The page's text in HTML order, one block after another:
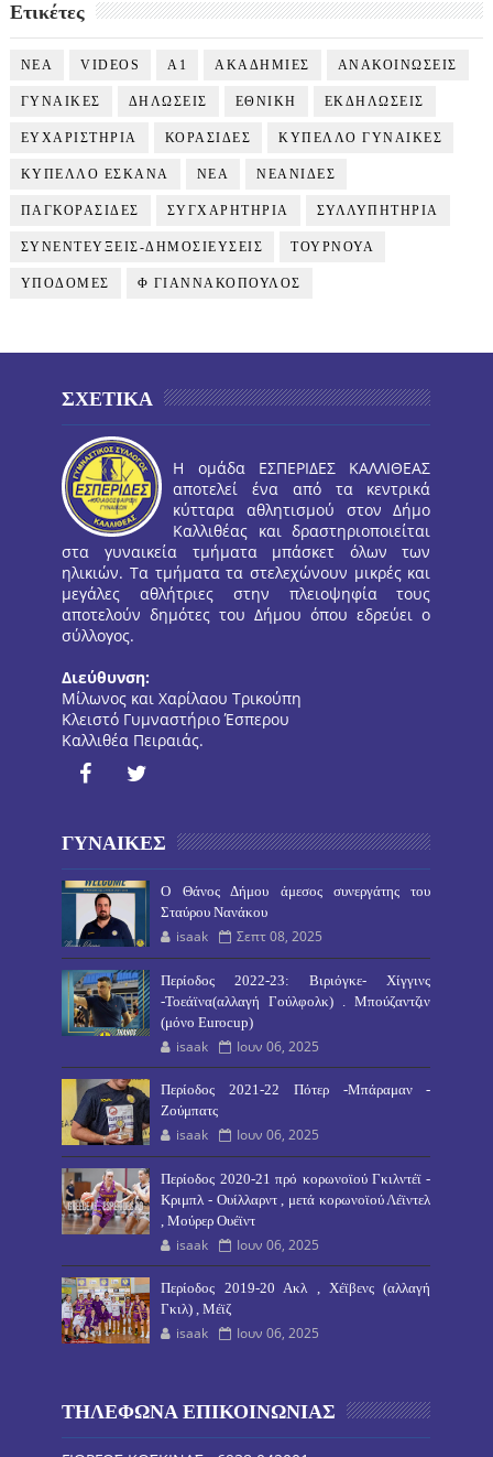
Ετικέτες
NEA VIDEOS Α1 ΑΚΑΔΗΜΙΕΣ ΑΝΑΚΟΙΝΩΣΕΙΣ
ΓΥΝΑΙΚΕΣ ΔΗΛΩΣΕΙΣ ΕΘΝΙΚΗ ΕΚΔΗΛΩΣΕΙΣ
ΕΥΧΑΡΙΣΤΗΡΙΑ ΚΟΡΑΣΙΔΕΣ ΚΥΠΕΛΛΟ ΓΥΝΑΙΚΕΣ
ΚΥΠΕΛΛΟ ΕΣΚΑΝΑ ΝΕΑ ΝΕΑΝΙΔΕΣ
ΠΑΓΚΟΡΑΣΙΔΕΣ ΣΥΓΧΑΡΗΤΗΡΙΑ ΣΥΛΛΥΠΗΤΗΡΙΑ
ΣΥΝΕΝΤΕΥΞΕΙΣ-ΔΗΜΟΣΙΕΥΣΕΙΣ ΤΟΥΡΝΟΥΑ
ΥΠΟΔΟΜΕΣ Φ ΓΙΑΝΝΑΚΟΠΟΥΛΟΣ
ΣΧΕΤΙΚΑ
Η ομάδα ΕΣΠΕΡΙΔΕΣ ΚΑΛΛΙΘΕΑΣ
αποτελεί ένα από τα κεντρικά
κύτταρα αθλητισμού στον Δήμο
Καλλιθέας και δραστηριοποιείται
στα γυναικεία τμήματα μπάσκετ όλων των
ηλικιών. Τα τμήματα τα στελεχώνουν μικρές και
μεγάλες αθλήτριες στην πλειοψηφία τους
αποτελούν δημότες του Δήμου όπου εδρεύει ο
σύλλογος.
Διεύθυνση:
Μίλωνος και Χαρίλαου Τρικούπη
Κλειστό Γυμναστήριο Έσπερου
Καλλιθέα Πειραιάς.
ΓΥΝΑΙΚΕΣ
O Θάνος Δήμου άμεσος συνεργάτης του
Σταύρου Νανάκου
isaak Σεπτ 08, 2025
Περίοδος 2022-23: Βιριόγκε- Χίγγινς
-Τοεάϊνα(αλλαγή Γούλφολκ) . Μπούζαντζιν
(μόνο Eurocup)
isaak Ιουν 06, 2025
Περίοδος 2021-22 Πότερ -Μπάραμαν -
Ζούμπατς
isaak Ιουν 06, 2025
Περίοδος 2020-21 πρό κορωνοϊού Γκιλντέϊ -
Κριμπλ - Ουίλλαρντ , μετά κορωνοϊού Λέϊντελ
, Μούρερ Ουέϊντ
isaak Ιουν 06, 2025
Περίοδος 2019-20 Ακλ , Χέϊβενς (αλλαγή
Γκιλ) , Μέϊζ
isaak Ιουν 06, 2025
ΤΗΛΕΦΩΝΑ ΕΠΙΚΟΙΝΩΝΙΑΣ